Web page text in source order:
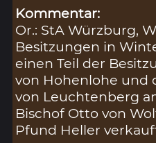
Kommentar:
Or.: StA Würzburg,
Besitzungen in
einen Teil der
von Hohenlohe und
von Leuchtenberg
Bischof Otto von
Pfund Heller